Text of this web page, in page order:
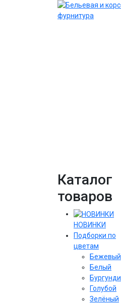
Каталог
товаров
НОВИНКИ
Подборки по
цветам
Бежевый
Белый
Бургунди
Голубой
Зелёный